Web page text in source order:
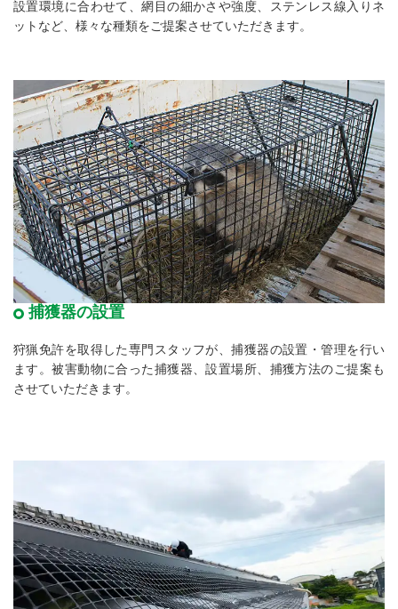
設置環境に合わせて、網目の細かさや強度、ステンレス線入りネ
ットなど、様々な種類をご提案させていただきます。
捕獲器の設置
狩猟免許を取得した専門スタッフが、捕獲器の設置・管理を行い
ます。被害動物に合った捕獲器、設置場所、捕獲方法のご提案も
させていただきます。